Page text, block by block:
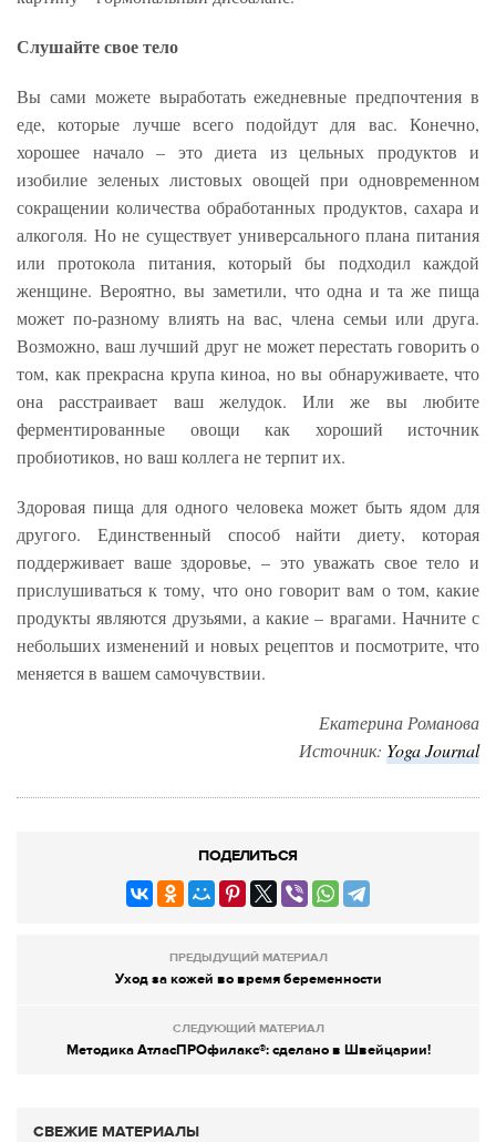
Слушайте свое тело
Вы сами можете выработать ежедневные предпочтения в
еде, которые лучше всего подойдут для вас. Конечно,
хорошее начало – это диета из цельных продуктов и
изобилие зеленых листовых овощей при одновременном
сокращении количества обработанных продуктов, сахара и
алкоголя. Но не существует универсального плана питания
или протокола питания, который бы подходил каждой
женщине. Вероятно, вы заметили, что одна и та же пища
может по-разному влиять на вас, члена семьи или друга.
Возможно, ваш лучший друг не может перестать говорить о
том, как прекрасна крупа киноа, но вы обнаруживаете, что
она расстраивает ваш желудок. Или же вы любите
ферментированные овощи как хороший источник
пробиотиков, но ваш коллега не терпит их.
Здоровая пища для одного человека может быть ядом для
другого. Единственный способ найти диету, которая
поддерживает ваше здоровье, – это уважать свое тело и
прислушиваться к тому, что оно говорит вам о том, какие
продукты являются друзьями, а какие – врагами. Начните с
небольших изменений и новых рецептов и посмотрите, что
меняется в вашем самочувствии.
Екатерина Романова
Источник: Yoga Journal
ПОДЕЛИТЬСЯ
ПРЕДЫДУЩИЙ МАТЕРИАЛ
Уход за кожей во время беременности
СЛЕДУЮЩИЙ МАТЕРИАЛ
Методика АтласПРОфилакс®: сделано в Швейцарии!
СВЕЖИЕ МАТЕРИАЛЫ